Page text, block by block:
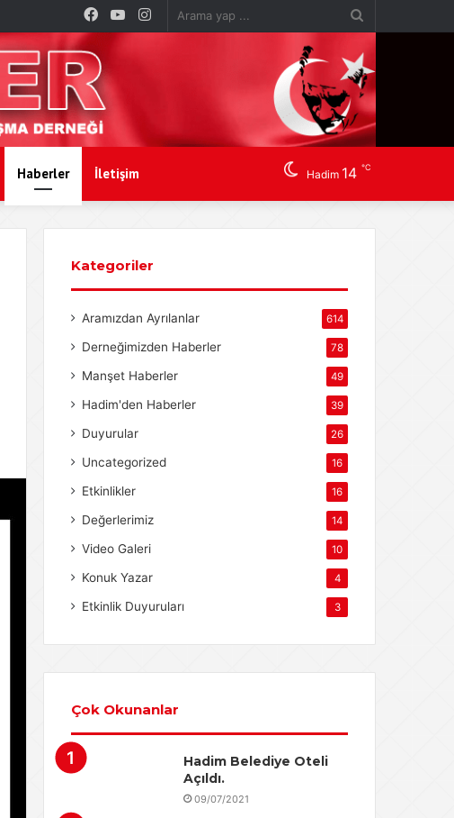
...
Instagram
YouTube
Facebook
Haberler İletişim Hadim 14 ℃
Kategoriler
Aramızdan Ayrılanlar 614
Derneğimizden Haberler 78
Manşet Haberler 49
Hadim'den Haberler 39
Duyurular 26
Uncategorized 16
Etkinlikler 16
Değerlerimiz 14
Video Galeri 10
Konuk Yazar 4
Etkinlik Duyuruları 3
Çok Okunanlar
Hadim Belediye Oteli
Açıldı.
09/07/2021